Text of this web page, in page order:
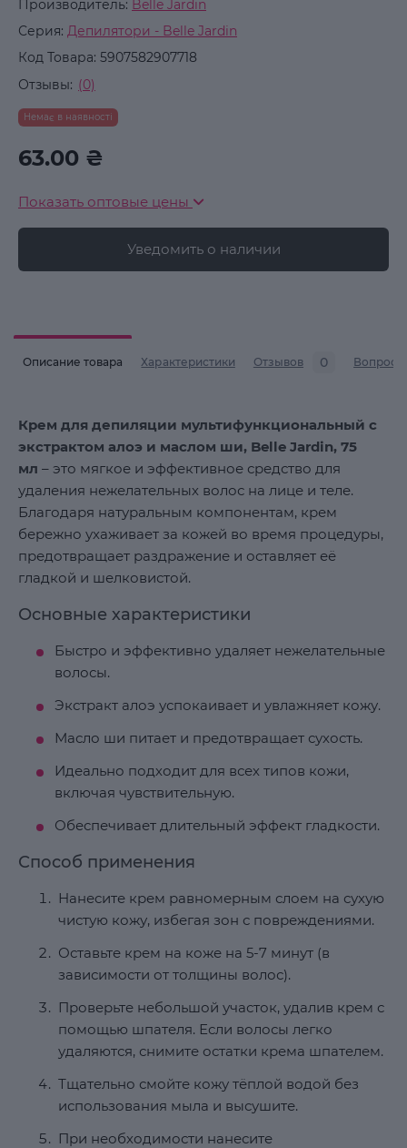
Производитель: Belle Jardin
Серия: Депилятори - Belle Jardin
Код Товара: 5907582907718
Отзывы: (0)
Немає в наявності
63.00 ₴
Показать оптовые цены
Уведомить о наличии
Описание товара Характеристики Отзывов 0 Вопросы
Крем для депиляции мультифункциональный с
экстрактом алоэ и маслом ши, Belle Jardin, 75
мл – это мягкое и эффективное средство для
удаления нежелательных волос на лице и теле.
Благодаря натуральным компонентам, крем
бережно ухаживает за кожей во время процедуры,
предотвращает раздражение и оставляет её
гладкой и шелковистой.
Основные характеристики
Быстро и эффективно удаляет нежелательные
волосы.
Экстракт алоэ успокаивает и увлажняет кожу.
Масло ши питает и предотвращает сухость.
Идеально подходит для всех типов кожи,
включая чувствительную.
Обеспечивает длительный эффект гладкости.
Способ применения
Нанесите крем равномерным слоем на сухую
чистую кожу, избегая зон с повреждениями.
Оставьте крем на коже на 5-7 минут (в
зависимости от толщины волос).
Проверьте небольшой участок, удалив крем с
помощью шпателя. Если волосы легко
удаляются, снимите остатки крема шпателем.
Тщательно смойте кожу тёплой водой без
использования мыла и высушите.
При необходимости нанесите